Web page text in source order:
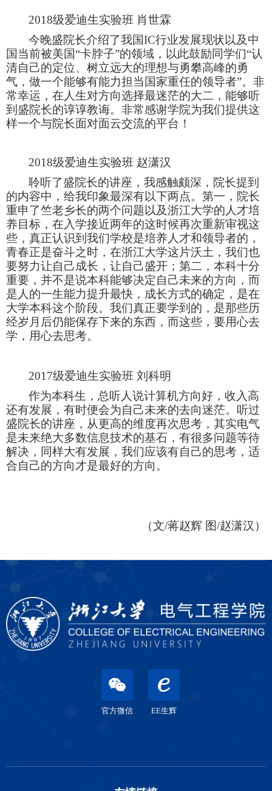
2018级爱迪生实验班 肖世霖
今晚盛院长介绍了我国IC行业发展现状以及中
国当前被美国“卡脖子”的领域，以此鼓励同学们“认
清自己的定位、树立远大的理想与勇攀高峰的勇
气，做一个能够有能力担当国家重任的领导者”。非
常幸运，在人生对方向选择最迷茫的大二，能够听
到盛院长的谆谆教诲。非常感谢学院为我们提供这
样一个与院长面对面云交流的平台！
2018级爱迪生实验班 赵潇汉
聆听了盛院长的讲座，我感触颇深，院长提到
的内容中，给我印象最深有以下两点。第一，院长
重申了竺老乡长的两个问题以及浙江大学的人才培
养目标，在入学接近两年的这时候再次重新审视这
些，真正认识到我们学校是培养人才和领导者的，
青春正是奋斗之时，在浙江大学这片沃土，我们也
要努力让自己成长，让自己盛开；第二，本科十分
重要，并不是说本科能够决定自己未来的方向，而
是人的一生能力提升最快，成长方式的确定，是在
大学本科这个阶段。我们真正要学到的，是那些历
经岁月后仍能保存下来的东西，而这些，要用心去
学，用心去思考。
2017级爱迪生实验班 刘科明
作为本科生，总听人说计算机方向好，收入高
还有发展，有时便会为自己未来的去向迷茫。听过
盛院长的讲座，从更高的维度再次思考，其实电气
是未来绝大多数信息技术的基石，有很多问题等待
解决，同样大有发展，我们应该有自己的思考，适
合自己的方向才是最好的方向。
（文/蒋赵辉 图/赵潇汉）
官方微信 EE生辉